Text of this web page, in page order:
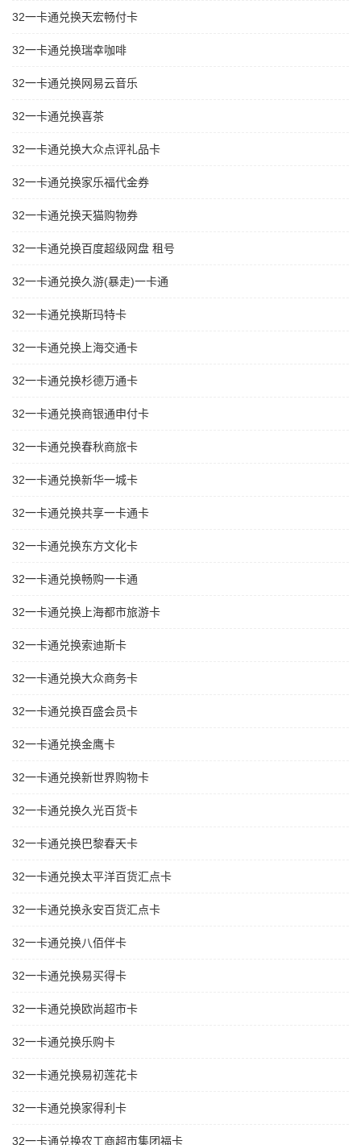
32一卡通兑换天宏畅付卡
32一卡通兑换瑞幸咖啡
32一卡通兑换网易云音乐
32一卡通兑换喜茶
32一卡通兑换大众点评礼品卡
32一卡通兑换家乐福代金券
32一卡通兑换天猫购物券
32一卡通兑换百度超级网盘 租号
32一卡通兑换久游(暴走)一卡通
32一卡通兑换斯玛特卡
32一卡通兑换上海交通卡
32一卡通兑换杉德万通卡
32一卡通兑换商银通申付卡
32一卡通兑换春秋商旅卡
32一卡通兑换新华一城卡
32一卡通兑换共享一卡通卡
32一卡通兑换东方文化卡
32一卡通兑换畅购一卡通
32一卡通兑换上海都市旅游卡
32一卡通兑换索迪斯卡
32一卡通兑换大众商务卡
32一卡通兑换百盛会员卡
32一卡通兑换金鹰卡
32一卡通兑换新世界购物卡
32一卡通兑换久光百货卡
32一卡通兑换巴黎春天卡
32一卡通兑换太平洋百货汇点卡
32一卡通兑换永安百货汇点卡
32一卡通兑换八佰伴卡
32一卡通兑换易买得卡
32一卡通兑换欧尚超市卡
32一卡通兑换乐购卡
32一卡通兑换易初莲花卡
32一卡通兑换家得利卡
32一卡通兑换农工商超市集团福卡